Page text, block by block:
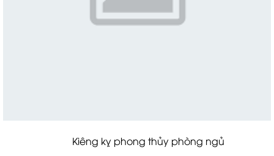
Kiêng kỵ phong thủy phòng ngủ